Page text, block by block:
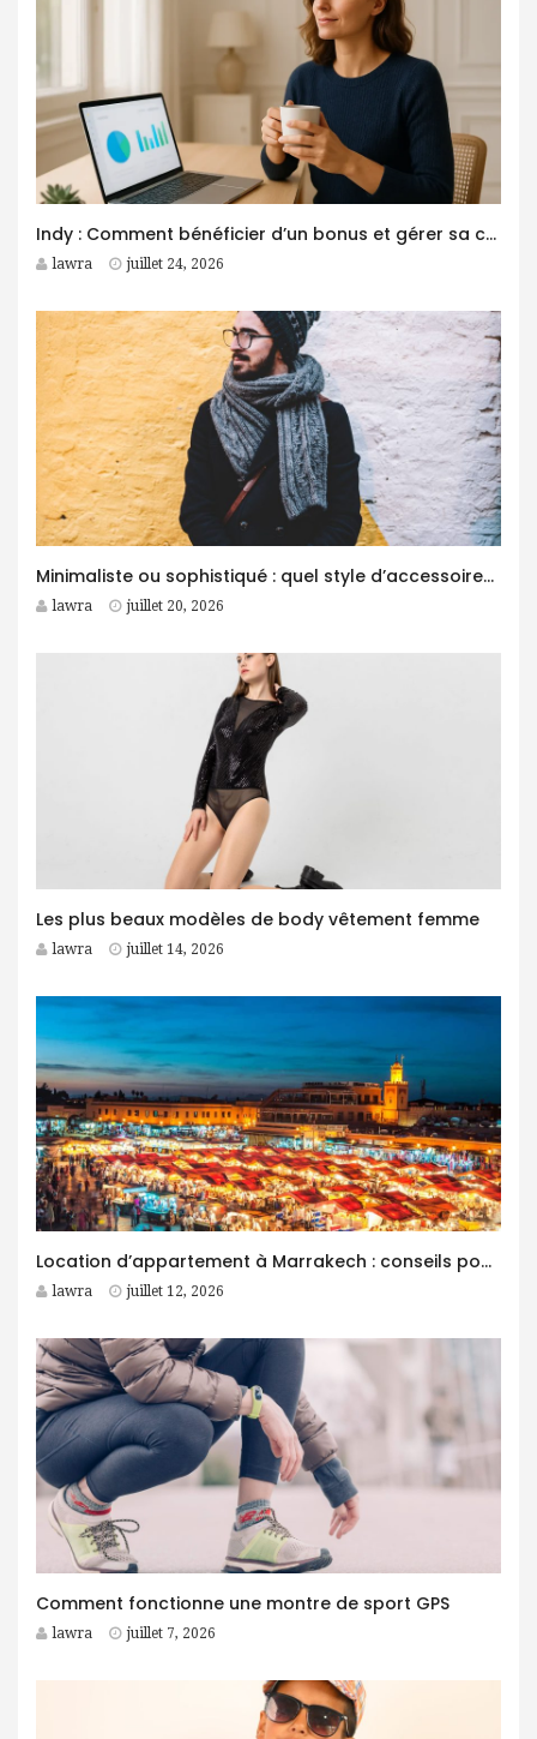
Indy : Comment bénéficier d’un bonus et gérer sa comptabilité plus facilement ?
lawra juillet 24, 2026
Minimaliste ou sophistiqué : quel style d’accessoires homme choisir ?
lawra juillet 20, 2026
Les plus beaux modèles de body vêtement femme
lawra juillet 14, 2026
Location d’appartement à Marrakech : conseils pour trouver le logement idéal
lawra juillet 12, 2026
Comment fonctionne une montre de sport GPS
lawra juillet 7, 2026